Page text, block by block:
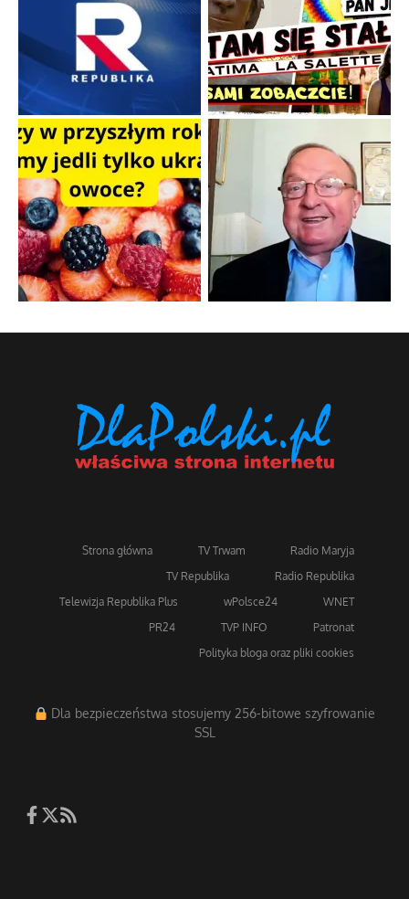
Strona główna TV Trwam
Radio Maryja
TV Republika
Radio Republika
Telewizja Republika Plus
wPolsce24
WNET
PR24
TVP INFO
Patronat
Polityka bloga oraz pliki cookies
Dla bezpieczeństwa stosujemy 256-bitowe szyfrowanie
SSL